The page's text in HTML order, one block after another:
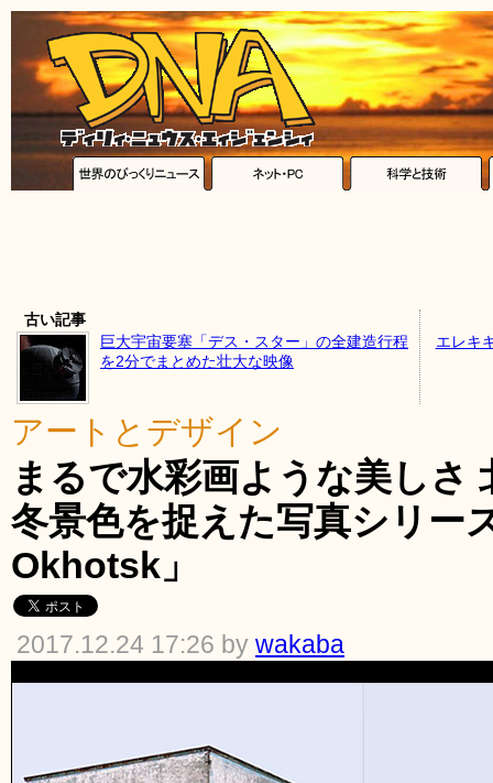
古い記事
巨大宇宙要塞「デス・スター」の全建造行程
を2分でまとめた壮大な映像
エレキ
アートとデザイン
まるで水彩画ような美しさ
冬景色を捉えた写真シリー
Okhotsk」
2017.12.24 17:26 by wakaba